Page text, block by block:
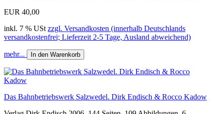
EUR 40,00
inkl. 7 % USt zzgl. Versandkosten (innerhalb Deutschlands
versandkostenfrei; Lieferzeit 2-5 Tage, Ausland abweichend)
mehr... In den Warenkorb
Das Bahnbetriebswerk Salzwedel. Dirk Endisch & Rocco Kadow